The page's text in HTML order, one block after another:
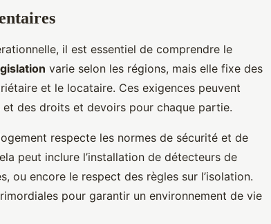
il est essentiel de comprendre le
varie selon les régions, mais elle fixe des
et le locataire. Ces exigences peuvent
et des droits et devoirs pour chaque partie.
respecte les normes de sécurité et de
peut inclure l’installation de détecteurs de
ou encore le respect des règles sur l’isolation.
pour garantir un environnement de vie